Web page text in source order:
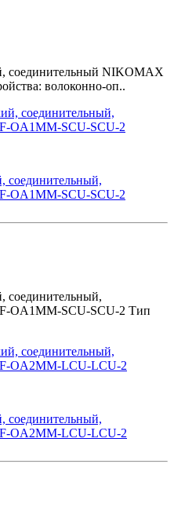
соединительный NIKOMAX
волоконно-оп..
соединительный,
OA1MM-SCU-SCU-2
соединительный,
OA1MM-SCU-SCU-2 Тип
соединительный,
OA2MM-LCU-LCU-2